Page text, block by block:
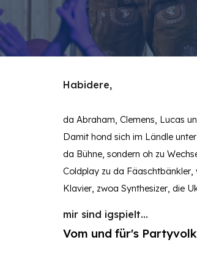
Habidere,
da Abraham, Clemens, Lucas
Damit hond sich im Ländle
da Bühne, sondern oh zu
Coldplayzu da Fäaschtbänkler,
Klavier, zwoa Synthesizer, die
mir sind igspielt...
Vom und für's